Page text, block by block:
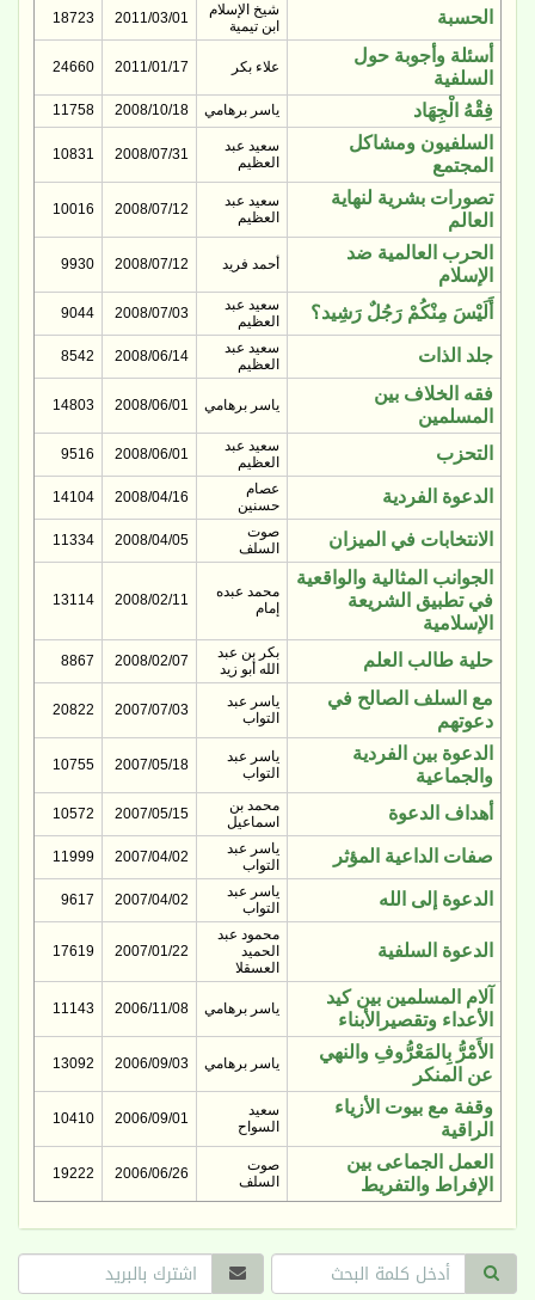
الحسبة
شيخ الإسلام
ابن تيمية
2011/03/01
18723
أسئلة وأجوبة حول
السلفية
علاء بكر 2011/01/17
24660
فِقْهُ الْجِهَاد ياسر برهامي 2008/10/18
11758
السلفيون ومشاكل
المجتمع
سعيد عبد
العظيم
2008/07/31
10831
تصورات بشرية لنهاية
العالم
سعيد عبد
العظيم
2008/07/12
10016
الحرب العالمية ضد
الإسلام
أحمد فريد 2008/07/12
9930
أَلَيْسَ مِنْكُمْ رَجُلٌ رَشِيد؟
سعيد عبد
العظيم
2008/07/03
9044
جلد الذات
سعيد عبد
العظيم
2008/06/14
8542
فقه الخلاف بين
المسلمين
ياسر برهامي 2008/06/01
14803
التحزب
سعيد عبد
العظيم
2008/06/01
9516
الدعوة الفردية
عصام
حسنين
2008/04/16
14104
الانتخابات في الميزان
صوت
السلف
2008/04/05
11334
الجوانب المثالية والواقعية
في تطبيق الشريعة
الإسلامية
محمد عبده
إمام
2008/02/11
13114
حلية طالب العلم
بكر بن عبد
الله أبو زيد
2008/02/07
8867
مع السلف الصالح في
دعوتهم
ياسر عبد
التواب
2007/07/03
20822
الدعوة بين الفردية
والجماعية
ياسر عبد
التواب
2007/05/18
10755
أهداف الدعوة
محمد بن
اسماعيل
2007/05/15
10572
صفات الداعية المؤثر
ياسر عبد
التواب
2007/04/02
11999
الدعوة إلى الله
ياسر عبد
التواب
2007/04/02
9617
الدعوة السلفية
محمود عبد
الحميد
العسقلا
2007/01/22
17619
آلام المسلمين بين كيد
الأعداء وتقصيرالأبناء
ياسر برهامي 2006/11/08
11143
الأَمْرُّ بِالمَعْرُّوفِ والنهي
عن المنكر
ياسر برهامي 2006/09/03
13092
وقفة مع بيوت الأزياء
الراقية
سعيد
السواح
2006/09/01
10410
العمل الجماعى بين
الإفراط والتفريط
صوت
السلف
2006/06/26
19222